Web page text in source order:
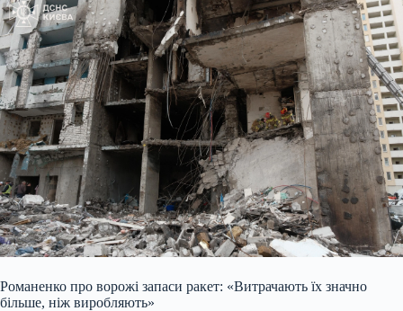
Романенко про ворожі запаси ракет: «Витрачають їх значно
більше, ніж виробляють»